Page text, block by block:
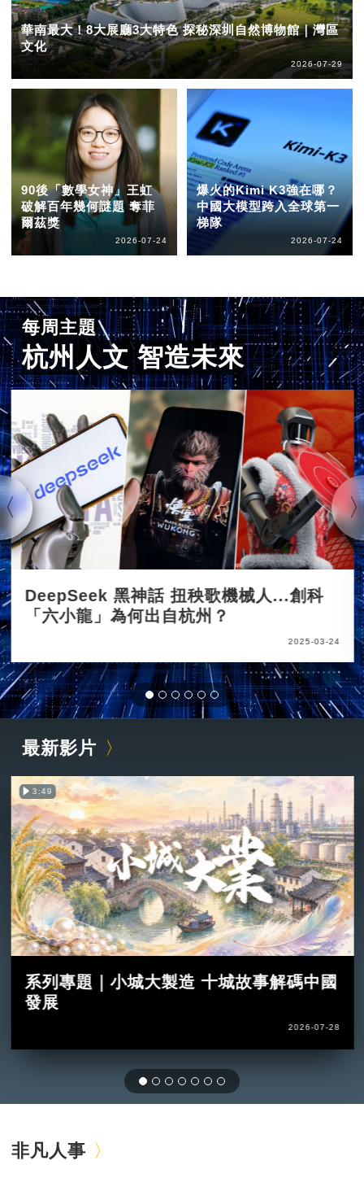
華南最大！8大展廳3大特色 探秘深圳自然博物館｜灣區
文化
2026-07-29
90後「數學女神」王虹
破解百年幾何謎題 奪菲
爾茲獎
2026-07-24
爆火的Kimi K3強在哪？
中國大模型跨入全球第一
梯隊
2026-07-24
每周主題
杭州人文 智造未來
DeepSeek 黑神話 扭秧歌機械人...創科
「六小龍」為何出自杭州？
2025-03-24
最新影片
3:49
系列專題｜小城大製造 十城故事解碼中國
發展
2026-07-28
非凡人事